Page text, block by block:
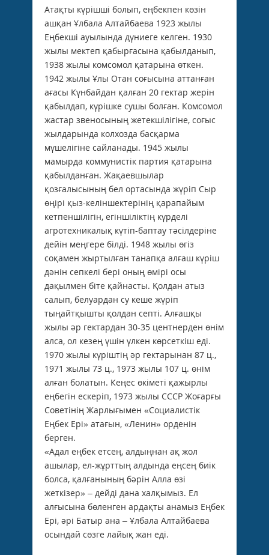
Атақты күрішші болып, еңбекпен көзін
ашқан Ұлбала Алтайбаева 1923 жылы
Еңбекші ауылында дүниеге келген. 1930
жылы мектеп қабырғасына қабылданып,
1938 жылы комсомол қатарына өткен.
1942 жылы Ұлы Отан соғысына аттанған
ағасы Күнбайдан қалған 20 гектар жерін
қабылдап, күрішке сушы болған. Комсомол
жастар звеносының жетекшілігіне, соғыс
жылдарында колхозда басқарма
мүшелігіне сайланады. 1945 жылы
мамырда коммунистік партия қатарына
қабылданған. Жақаевшылар
қозғалысының бел ортасында жүріп Сыр
өңірі қыз-келіншектерінің қарапайым
кетпеншілігін, егіншіліктің күрделі
агротехникалық күтіп-баптау тәсілдеріне
дейін меңгере білді. 1948 жылы өгіз
соқамен жыртылған танапқа алғаш күріш
дәнін сепкелі бері оның өмірі осы
дақылмен біте қайнасты. Қолдан атыз
салып, белуардан су кеше жүріп
тыңайтқышты қолдан септі. Алғашқы
жылы әр гектардан 30-35 центнерден өнім
алса, ол кезең үшін үлкен көрсеткіш еді.
1970 жылы күріштің әр гектарынан 87 ц.,
1971 жылы 73 ц., 1973 жылы 107 ц. өнім
алған болатын. Кеңес өкіметі қажырлы
еңбегін ескеріп, 1973 жылы СССР Жоғарғы
Советінің Жарлығымен «Социалистік
Еңбек Ері» атағын, «Ленин» орденін
берген.
«Адал еңбек етсең, алдыңнан ақ жол
ашылар, ел-жұрттың алдында еңсең биік
болса, қалғанының бәрін Алла өзі
жеткізер» – дейді дана халқымыз. Ел
алғысына бөленген ардақты анамыз Еңбек
Ері, әрі Батыр ана – Ұлбала Алтайбаева
осындай сөзге лайық жан еді.